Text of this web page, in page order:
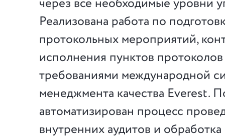
Реализована работа по
протокольных мероприятий,
исполнения пунктов
требованиями международной
менеджмента качества Everest.
автоматизирован процесс
внутренних аудитов и обработка